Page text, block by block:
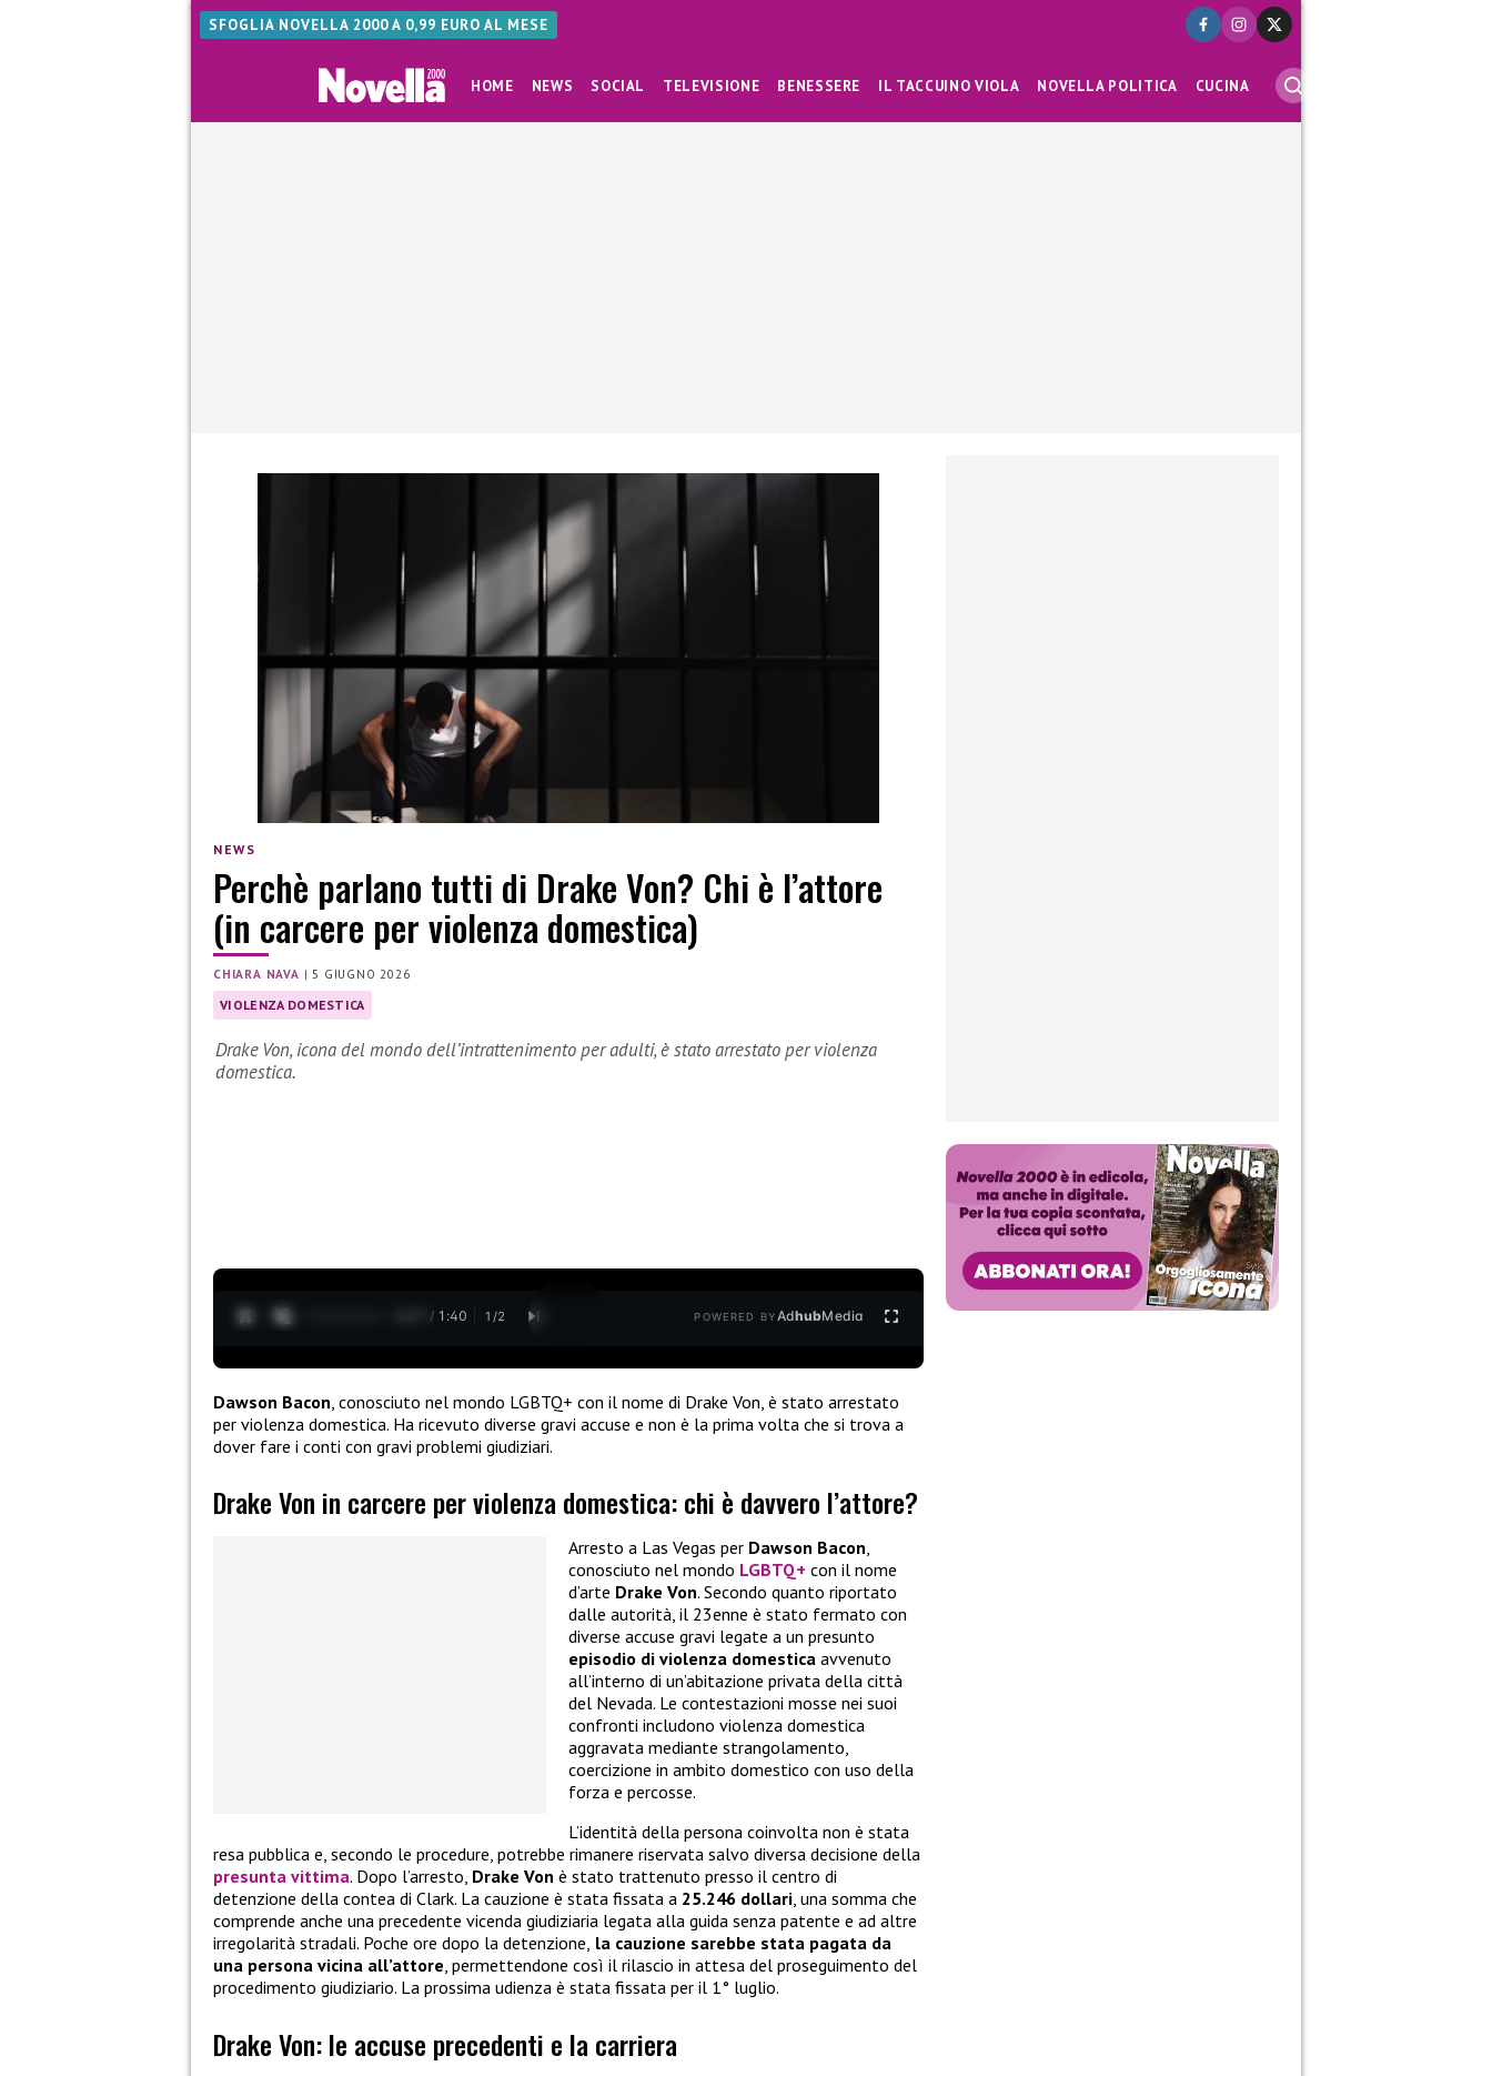
SFOGLIA NOVELLA 2000 A 0,99 EURO AL MESE
HOME NEWS SOCIAL TELEVISIONE BENESSERE IL TACCUINO VIOLA NOVELLA POLITICA CUCINA
NEWS
Perchè parlano tutti di Drake Von? Chi è l’attore
(in carcere per violenza domestica)
CHIARA NAVA |5 GIUGNO 2026
VIOLENZA DOMESTICA
Drake Von, icona del mondo dell’intrattenimento per adulti, è stato arrestato per violenza
domestica.
0:28 / 1:40 1 /2 POWERED BYAdhubMedia
Dawson Bacon , conosciuto nel mondo LGBTQ+ con il nome di Drake Von, è stato arrestato
per violenza domestica. Ha ricevuto diverse gravi accuse e non è la prima volta che si trova a
dover fare i conti con gravi problemi giudiziari.
Drake Von in carcere per violenza domestica: chi è davvero l’attore?
Arresto a Las Vegas per Dawson Bacon,
conosciuto nel mondo LGBTQ+ con il nome
d’arte Drake Von. Secondo quanto riportato
dalle autorità, il 23enne è stato fermato con
diverse accuse gravi legate a un presunto
episodio di violenza domestica avvenuto
all’interno di un’abitazione privata della città
del Nevada. Le contestazioni mosse nei suoi
confronti includono violenza domestica
aggravata mediante strangolamento,
coercizione in ambito domestico con uso della
forza e percosse.
L’identità della persona coinvolta non è stata
resa pubblica e, secondo le procedure, potrebbe rimanere riservata salvo diversa decisione della
presunta vittima. Dopo l’arresto, Drake Von è stato trattenuto presso il centro di
detenzione della contea di Clark. La cauzione è stata fissata a 25.246 dollari, una somma che
comprende anche una precedente vicenda giudiziaria legata alla guida senza patente e ad altre
irregolarità stradali. Poche ore dopo la detenzione, la cauzione sarebbe stata pagata da
una persona vicina all’attore, permettendone così il rilascio in attesa del proseguimento del
procedimento giudiziario. La prossima udienza è stata fissata per il 1° luglio.
Drake Von: le accuse precedenti e la carriera